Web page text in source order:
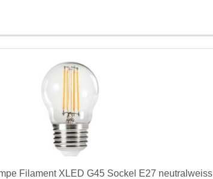
Filament XLED G45 Sockel E27 neutralweiss